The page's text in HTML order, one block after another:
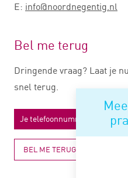
E: info@noordnegentig.nl
Bel me terug
Dringende vraag? Laat je
snel terug.
BEL ME TERUG